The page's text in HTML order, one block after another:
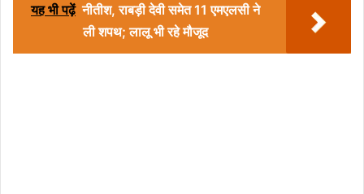
यह भी पढ़ें नीतीश, राबड़ी देवी समेत 11 एमएलसी ने
ली शपथ; लालू भी रहे मौजूद